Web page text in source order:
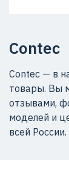
Contec
Contec — в
товары. Вы
отзывами,
моделей и
всей России.